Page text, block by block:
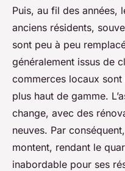
Puis, au fil des années,
anciens résidents,
sont peu à peu
généralement issus de
commerces locaux
plus haut de gamme.
change, avec des
neuves. Par
montent, rendant le
inabordable pour ses